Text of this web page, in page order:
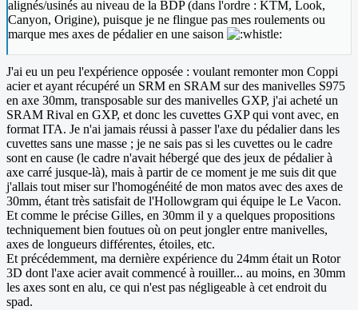
alignés/usinés au niveau de la BDP (dans l'ordre : KTM, Look,
Canyon, Origine), puisque je ne flingue pas mes roulements ou
marque mes axes de pédalier en une saison
J'ai eu un peu l'expérience opposée : voulant remonter mon Coppi
acier et ayant récupéré un SRM en SRAM sur des manivelles S975
en axe 30mm, transposable sur des manivelles GXP, j'ai acheté un
SRAM Rival en GXP, et donc les cuvettes GXP qui vont avec, en
format ITA. Je n'ai jamais réussi à passer l'axe du pédalier dans les
cuvettes sans une masse ; je ne sais pas si les cuvettes ou le cadre
sont en cause (le cadre n'avait hébergé que des jeux de pédalier à
axe carré jusque-là), mais à partir de ce moment je me suis dit que
j'allais tout miser sur l'homogénéité de mon matos avec des axes de
30mm, étant très satisfait de l'Hollowgram qui équipe le Le Vacon.
Et comme le précise Gilles, en 30mm il y a quelques propositions
techniquement bien foutues où on peut jongler entre manivelles,
axes de longueurs différentes, étoiles, etc.
Et précédemment, ma dernière expérience du 24mm était un Rotor
3D dont l'axe acier avait commencé à rouiller... au moins, en 30mm
les axes sont en alu, ce qui n'est pas négligeable à cet endroit du
spad.